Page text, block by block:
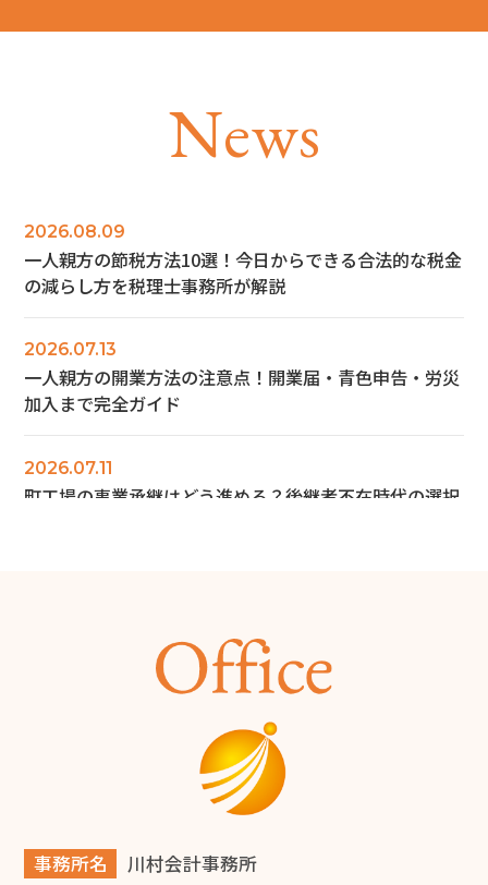
News
2026.08.09
一人親方の節税方法10選！今日からできる合法的な税金
の減らし方を税理士事務所が解説
2026.07.13
一人親方の開業方法の注意点！開業届・青色申告・労災
加入まで完全ガイド
2026.07.11
町工場の事業承継はどう進める？後継者不在時代の選択
商工会議所とは？会員にならなくても使える無料サービ
ス12選と入会メリットを解説
旅費規程の日当とは？堺市の税理士が解説
事務所名 川村会計事務所